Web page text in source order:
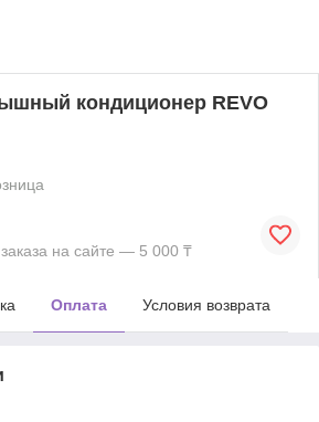
кондиционер REVO
на сайте — 5 000 ₸
Оплата Условия возврата